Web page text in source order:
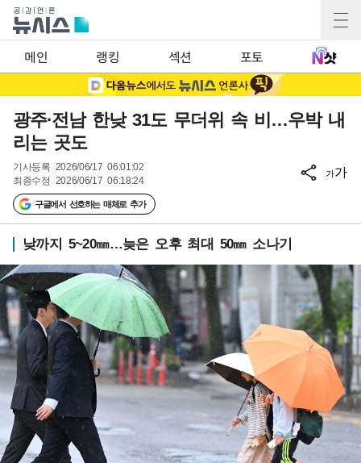
메인 랭킹 섹션 포토
광주·전남 한낮 31도 무더위 속 비…우박 내
리는 곳도
기사등록 2026/06/17 06:01:02
최종수정 2026/06/17 06:18:24
구글에서 선호하는 매체로 추가
가가
낮까지 5~20㎜…늦은 오후 최대 50㎜ 소나기